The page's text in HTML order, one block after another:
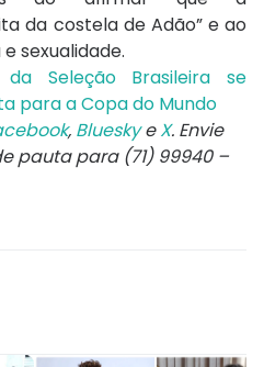
da costela de Adão” e ao
sexualidade.
da Seleção Brasileira se
para a Copa do Mundo
, BlueskyeX. Envie
pauta para (71) 99940 –